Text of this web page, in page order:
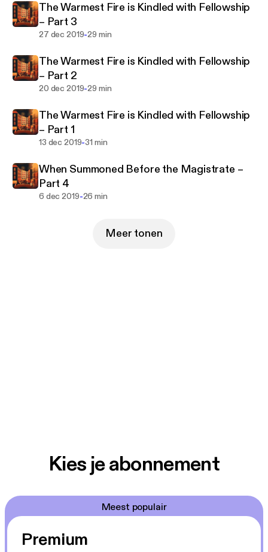
check out our other shows. You can follow us on
Twitter @HumanDefinitely for updates, and support
us on Patreon at
www.Patreon.com/DefinitelyHuman.. Hosted on
Acast. See acast.com/privacy for more information.
The Warmest Fire is Kindled with Fellowship
– Part 3
27 dec 2019-29 min
The Warmest Fire is Kindled with Fellowship
– Part 2
20 dec 2019-29 min
The Warmest Fire is Kindled with Fellowship
– Part 1
13 dec 2019-31 min
When Summoned Before the Magistrate –
Part 4
6 dec 2019-26 min
Meer tonen
Kies je abonnement
Meest populair
Premium